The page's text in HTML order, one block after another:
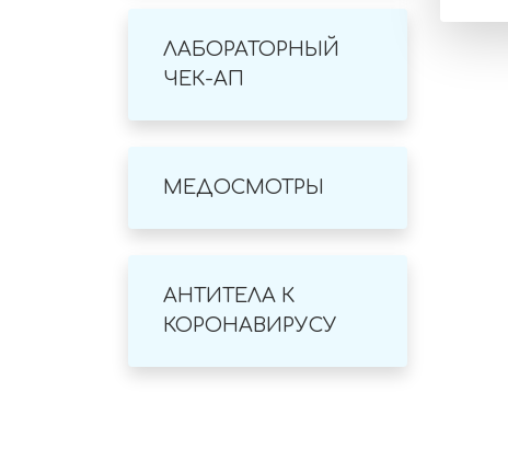
ЛАБОРАТОРНЫЙ
ЧЕК-АП
МЕДОСМОТРЫ
АНТИТЕЛА К
КОРОНАВИРУСУ